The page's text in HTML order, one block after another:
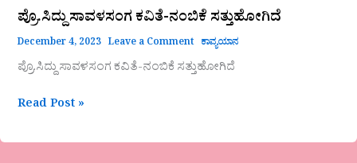
ಪ್ರೊ.ಸಿದ್ದು ಸಾವಳಸಂಗ ಕವಿತೆ-ನಂಬಿಕೆ ಸತ್ತುಹೋಗಿದೆ
December 4, 2023 Leave a Comment ಕಾವ್ಯಯಾನ
ಪ್ರೊ.ಸಿದ್ದು ಸಾವಳಸಂಗ ಕವಿತೆ-ನಂಬಿಕೆ ಸತ್ತುಹೋಗಿದೆ
Read Post »